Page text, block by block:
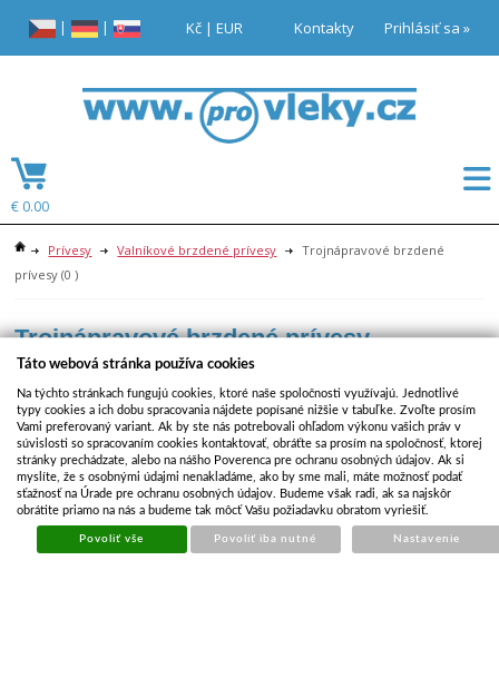
Prívesy Valníkové brzdené prívesy
Trojnápravové brzdené
prívesy (0 )
Trojnápravové brzdené prívesy
Zobraziť filtre
V tejto kategórii zatiaľ niesú žiadne produkty.
Predmet:
Váš email:
Telefón:
Prihlásiť sa »
Kontakty
Kč| EUR
| |
€ 0.00
Táto webová stránka používa cookies
Na týchto stránkach fungujú cookies, ktoré naše spoločnosti využívajú. Jednotlivé
typy cookies a ich dobu spracovania nájdete popísané nižšie v tabuľke. Zvoľte prosím
Vami preferovaný variant. Ak by ste nás potrebovali ohľadom výkonu vašich práv v
súvislosti so spracovaním cookies kontaktovať, obráťte sa prosím na spoločnosť, ktorej
stránky prechádzate, alebo na nášho Poverenca pre ochranu osobných údajov. Ak si
myslíte, že s osobnými údajmi nenakladáme, ako by sme mali, máte možnosť podať
sťažnosť na Úrade pre ochranu osobných údajov. Budeme však radi, ak sa najskôr
obrátite priamo na nás a budeme tak môcť Vašu požiadavku obratom vyriešiť.
Povoliť vše Povoliť iba nutné Nastavenie